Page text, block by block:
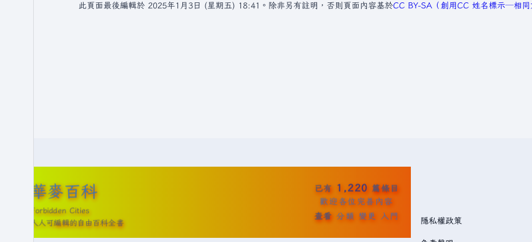
此頁面最後編輯於 2025年1月3日 (星期五) 18:41。 除非另有註明，否則頁面內容基於CC BY-SA（創用CC 姓名標示─相同
華麥百科
Forbidden Cities
人人可編輯的自由百科全書
已有 1,220 篇條目
歡迎各位完善內容
查看 分類 變更 入門 隱私權政策